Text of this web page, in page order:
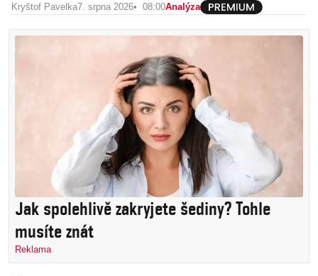
Kryštof Pavelka7. srpna 2026 08:00Analýza
Jak spolehlivě zakryjete šediny? Tohle
musíte znát
Reklama